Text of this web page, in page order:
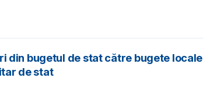
din bugetul de stat către bugete locale
de stat